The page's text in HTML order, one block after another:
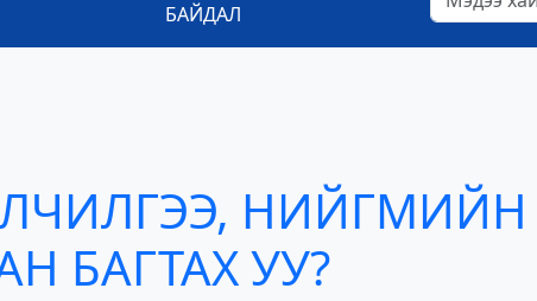
БАЙДАЛ
НИЙГМИЙН
БАГТАХ УУ?